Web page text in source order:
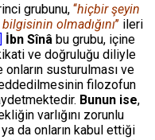
grubunu, ‘‘hiçbir şeyin
olmadığını’’ ileri
İbn Sînâ bu grubu, içine
ve doğruluğu diliyle
susturulması ve
filozofun
Bunun ise,
varlığını zorunlu
da onların kabul ettiği